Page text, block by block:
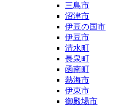
三島市
沼津市
伊豆の国市
伊豆市
清水町
長泉町
函南町
熱海市
伊東市
御殿場市